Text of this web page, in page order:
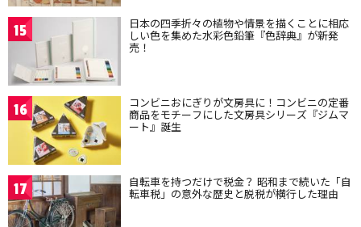
15 日本の四季折々の植物や情景を描くことに相応
しい色を集めた水彩色鉛筆『色辞典』が新発
売！
16 コンビニおにぎりが文房具に！コンビニの定番
商品をモチーフにした文房具シリーズ『ジムマ
ート』誕生
17 自転車を持つだけで税金？ 昭和まで続いた「自
転車税」の意外な歴史と脱税が横行した理由